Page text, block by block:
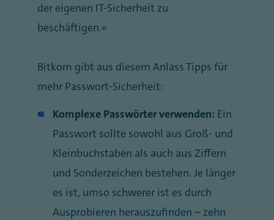
der eigenen IT-Sicherheit zu
beschäftigen.“
Bitkom gibt aus diesem Anlass Tipps für
mehr Passwort-Sicherheit:
Komplexe Passwörter verwenden: Ein
Passwort sollte sowohl aus Groß- und
Kleinbuchstaben als auch aus Ziffern
und Sonderzeichen bestehen. Je länger
es ist, umso schwerer ist es durch
Ausprobieren herauszufinden – zehn